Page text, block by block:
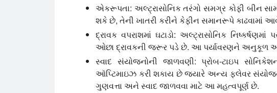
એકરૂપતા: અલ્ટ્રાસોનિક તરંગો સમગ્ર કોફી બીન
શકે છે, તેની ખાતરી કરીને કેફીન સમાનરૂપે કાઢવામાં
દ્રાવક વપરાશમાં ઘટાડો: અલ્ટ્રાસોનિક
ઓછા દ્રાવકની જરૂર પડે છે. આ પર્યાવરણને અનુકૂળ
સ્વાદ સંયોજનોની જાળવણી: પ્રોબ-ટાઇપ
ઑપ્ટિમાઇઝ કરી શકાય છે જ્યારે અન્ય ફ્લેવર
ગુણવત્તા અને સ્વાદ જાળવવા માટે આ મહત્વપૂર્ણ છે.